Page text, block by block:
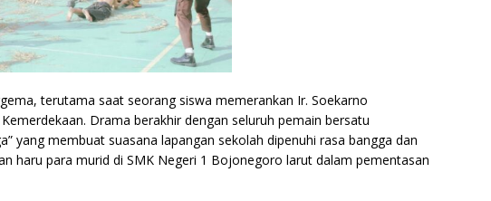
terutama saat seorang siswa memerankan Ir. Soekarno
Drama berakhir dengan seluruh pemain bersatu
yang membuat suasana lapangan sekolah dipenuhi rasa bangga dan
haru para murid di SMK Negeri 1 Bojonegoro larut dalam pementasan